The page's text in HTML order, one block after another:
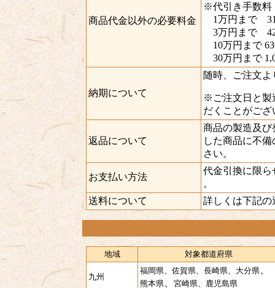
商品代金以外の必要料金
※代引き手数料
1万円まで
3万円まで
10万円まで
30万円まで
納期について
随時、ご注文よ
※ご注文日と製
だくことがご
返品について
商品の製造及
した商品に不
さい。
お支払い方法
代金引換に限
。
送料について
詳しくは下記
地域 対象都道府県
九州
福岡県、佐賀県、長崎県、大分県
熊本県 宮崎県、鹿児島県